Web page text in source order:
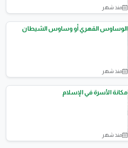
منذ شهر
الوساوس القهري أو وساوس الشيطان
منذ شهر
مكانة الأسرة في الإسلام
منذ شهر